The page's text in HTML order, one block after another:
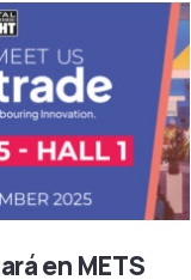
en METS